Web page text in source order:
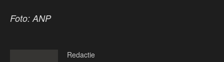
Foto: ANP
Redactie